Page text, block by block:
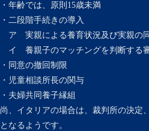
・年齢では、原則15歳未満
・二段階手続きの導入
ア 実親による養育状況及び実親の
イ 養親子のマッチングを判断する
・同意の撤回制限
・児童相談所長の関与
・夫婦共同養子縁組
尚、イタリアの場合は、裁判所の決定
となるようです。